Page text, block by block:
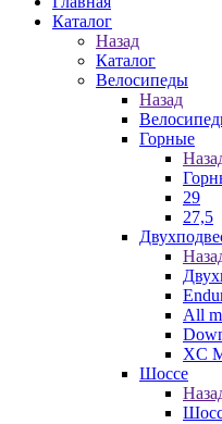
Каталог
Назад
Каталог
Велосипеды
Назад
Горные
29
27,5
All
XC
Шоссе